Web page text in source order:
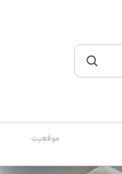
موقعیت